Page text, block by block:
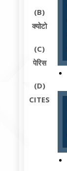
(B)
क्योटो
(C)
पेरिस
(D)
CITES